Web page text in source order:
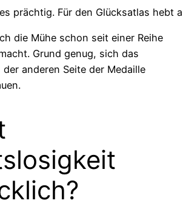
prächtig. Für den Glücksatlas hebt
die Mühe schon seit einer Reihe
Grund genug, sich das
der anderen Seite der Medaille